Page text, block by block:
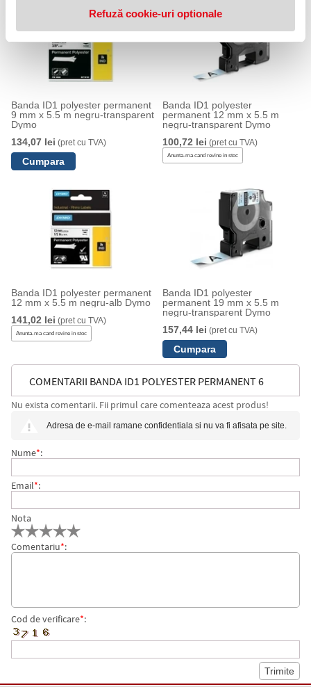
Refuză cookie-uri optionale
Banda ID1 polyester permanent
9 mm x 5.5 m negru-transparent
Dymo
134,07 lei (pret cu TVA)
Banda ID1 polyester
permanent 12 mm x 5.5 m
negru-transparent Dymo
100,72 lei (pret cu TVA)
Anunta-ma cand revine in stoc
Banda ID1 polyester permanent
12 mm x 5.5 m negru-alb Dymo
141,02 lei (pret cu TVA)
Anunta-ma cand revine in stoc
Banda ID1 polyester
permanent 19 mm x 5.5 m
negru-transparent Dymo
157,44 lei (pret cu TVA)
COMENTARII BANDA ID1 POLYESTER PERMANENT 6
MM X 5.5 M NEGRU-METALIZAT DYMO
Nu exista comentarii. Fii primul care comenteaza acest produs!
Adresa de e-mail ramane confidentiala si nu va fi afisata pe site.
Nume*:
Email*:
Nota
Comentariu*:
Cod de verificare*: